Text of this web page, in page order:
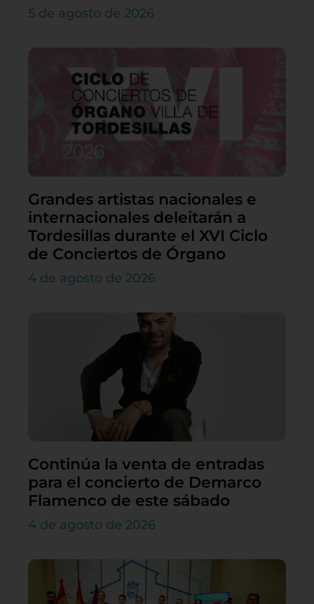
5 de agosto de 2026
Grandes artistas nacionales e
internacionales deleitarán a
Tordesillas durante el XVI Ciclo
de Conciertos de Órgano
4 de agosto de 2026
Continúa la venta de entradas
para el concierto de Demarco
Flamenco de este sábado
4 de agosto de 2026